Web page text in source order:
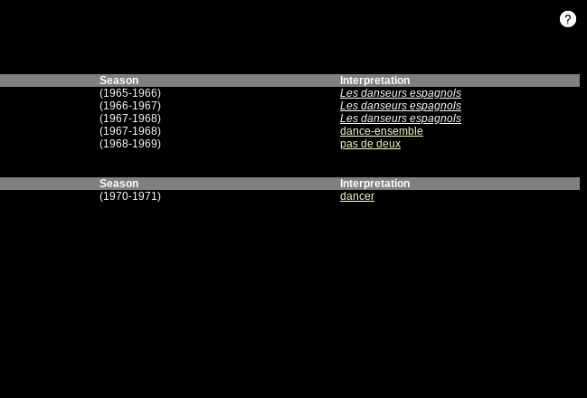
Season
Interpretation
(1965-1966)
Les danseurs espagnols
(1966-1967)
Les danseurs espagnols
(1967-1968)
Les danseurs espagnols
(1967-1968)
dance-ensemble
(1968-1969) pas de deux
Season
Interpretation
(1970-1971) dancer